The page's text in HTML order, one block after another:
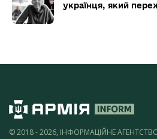
українця, який
© 2018 - 2026, ІНФОРМАЦІЙНЕ